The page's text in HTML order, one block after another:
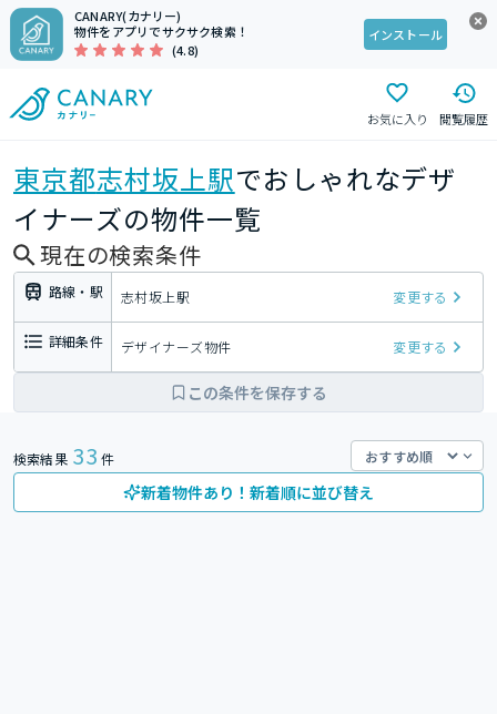
CANARY(カナリー)
物件をアプリでサクサク検索！
(4.8)
インストール
お気に入り 閲覧履歴
東京都志村坂上駅でおしゃれなデザ
イナーズの物件一覧
現在の検索条件
路線・駅 志村坂上駅 変更する
詳細条件 デザイナーズ物件 変更する
この条件を保存する
検索結果 33 件
新着物件あり！新着順に並び替え